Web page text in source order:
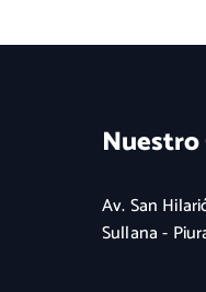
Nuestro
Av. San
Sullana -